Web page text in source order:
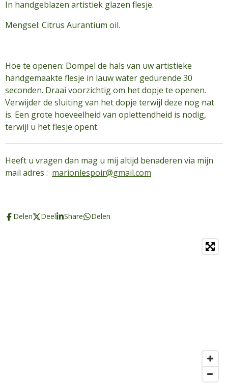
In handgeblazen artistiek glazen flesje.
Mengsel: Citrus Aurantium oil.
Hoe te openen: Dompel de hals van uw artistieke
handgemaakte flesje in lauw water gedurende 30
seconden. Draai voorzichtig om het dopje te openen.
Verwijder de sluiting van het dopje terwijl deze nog nat
is. Een grote hoeveelheid van oplettendheid is nodig,
terwijl u het flesje opent.
Heeft u vragen dan mag u mij altijd benaderen via mijn
mail adres : marionlespoir@gmail.com
Delen Deel Share Delen